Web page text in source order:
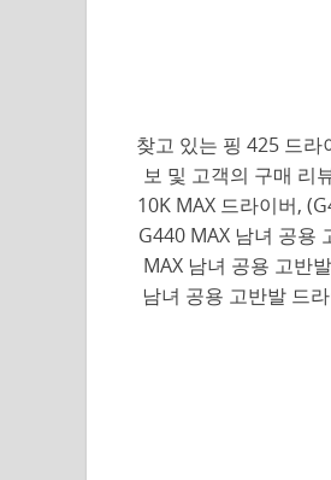
찾고 있는 핑 425 드
보 및 고객의 구매 리
10K MAX 드라이버,
G440 MAX 남녀 공용
MAX 남녀 공용 고반
남녀 공용 고반발 드